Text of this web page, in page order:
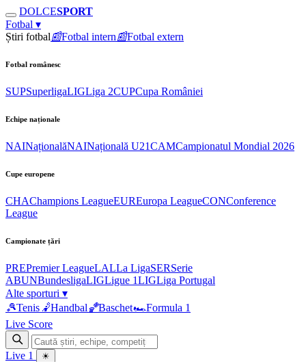
DOLCESPORT
Fotbal ▾
Știri fotbal📰Fotbal intern📰Fotbal extern
Fotbal românesc
SUPSuperligaLIGLiga 2CUPCupa României
Echipe naționale
NAINaționalăNAINațională U21CAMCampionatul Mondial 2026
Cupe europene
CHAChampions LeagueEUREuropa LeagueCONConference
League
Campionate țări
PREPremier LeagueLALLa LigaSERSerie
ABUNBundesligaLIGLigue 1LIGLiga Portugal
Alte sporturi ▾
🎾Tenis 🤾Handbal🏀Baschet🏎Formula 1
Live Score
Live 1 ☀